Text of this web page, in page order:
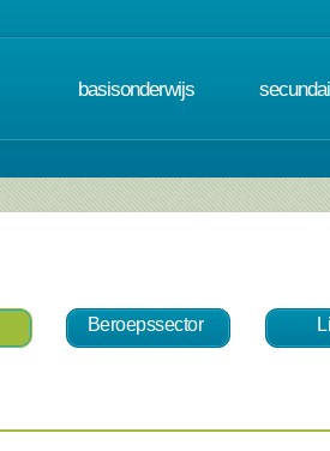
basisonderwijs
Beroepssector